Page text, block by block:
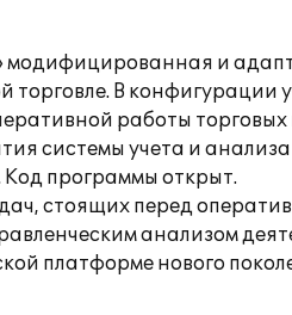
и
В конфигурации
работы
системы учета и
Код программы открыт.
стоящих перед
анализом
платформе нового